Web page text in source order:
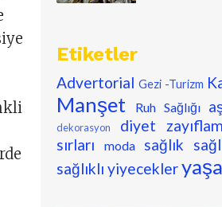
Etiketler
Advertorial Gezi -Turizm
Manşet Ruh Sağlığı
dekorasyon diyet
sırları
moda sağlık
sağlıklı yiyecekler